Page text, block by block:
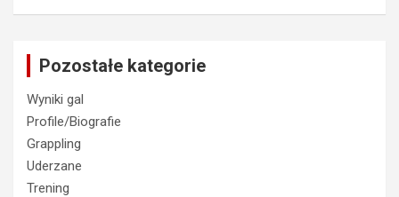
Pozostałe kategorie
Wyniki gal
Profile/Biografie
Grappling
Uderzane
Trening